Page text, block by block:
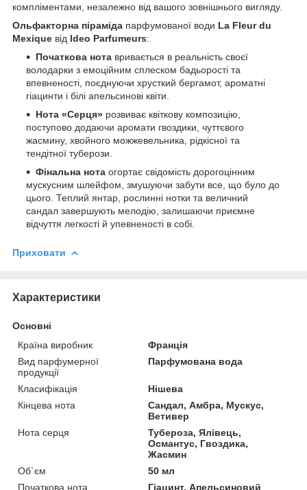
компліментами, незалежно від вашого зовнішнього вигляду.
Ольфакторна піраміда парфумованої води La Fleur du
Mexique від Ideo Parfumeurs:
Початкова нота вривається в реальність своєї
володарки з емоційним сплеском бадьорості та
впевненості, поєднуючи хрусткий бергамот, ароматні
гіацинти і білі апельсинові квіти.
Нота «Серця» розвиває квіткову композицію,
поступово додаючи аромати гвоздики, чуттєвого
жасмину, хвойного можжевельника, рідкісної та
тендітної туберози.
Фінальна нота огортає свідомість дорогоцінним
мускусним шлейфом, змушуючи забути все, що було до
цього. Теплий янтар, рослинні нотки та величний
сандал завершують мелодію, залишаючи приємне
відчуття легкості й упевненості в собі.
Приховати
Характеристики
Основні
Країна виробник
Франція
Вид парфумерної
продукції
Парфумована вода
Класифікація
Нішева
Кінцева нота
Сандал, Амбра, Мускус,
Ветивер
Нота серця
Тубероза, Ялівець,
Османтус, Гвоздика,
Жасмин
Об`єм
50 мл
Початкова нота
Гіацинт, Апельсиновий